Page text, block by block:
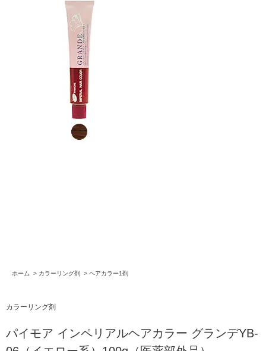
ホーム > カラーリング剤 > ヘアカラー1剤
カラーリング剤
パイモア インペリアルヘアカラー グランデYB-